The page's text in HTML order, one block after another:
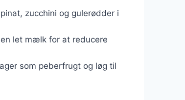
zucchini og gulerødder i
let mælk for at reducere
som peberfrugt og løg til